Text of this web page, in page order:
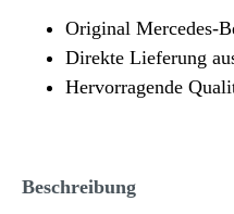
Original Mercedes-
Direkte Lieferung
Hervorragende
Beschreibung